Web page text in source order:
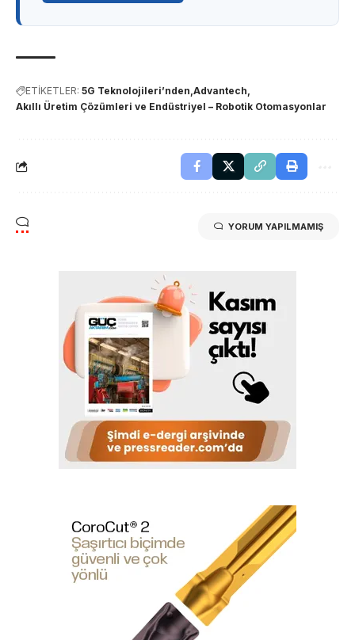
ETİKETLER: 5G Teknolojileri’nden Advantech
Akıllı Üretim Çözümleri ve Endüstriyel – Robotik Otomasyonlar
YORUM YAPILMAMIŞ